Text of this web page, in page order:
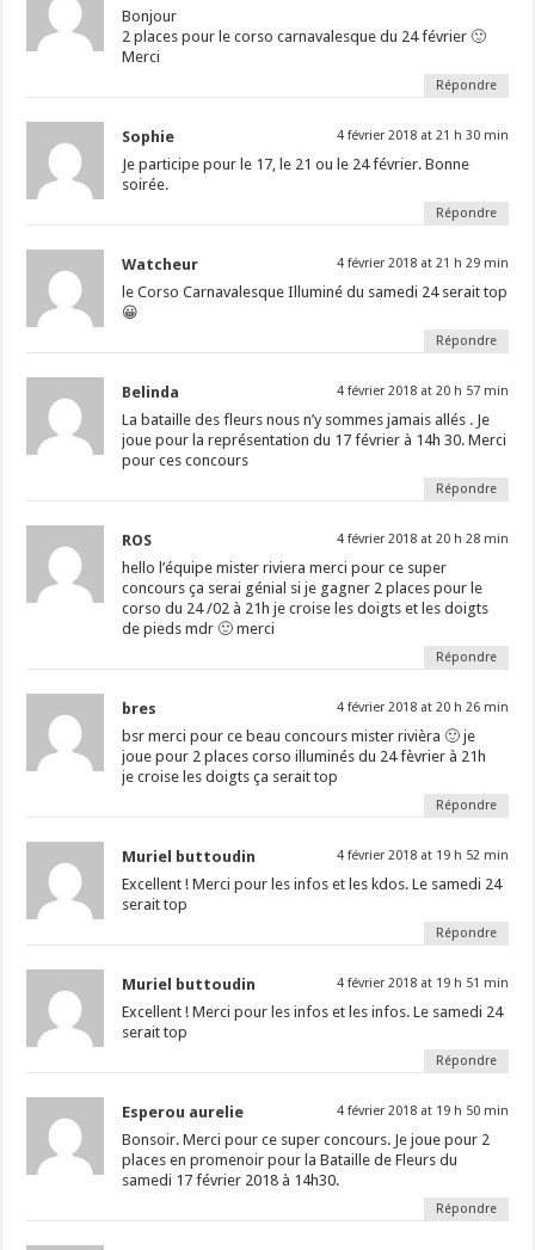
Bonjour
2 places pour le corso carnavalesque du 24 février 🙂
Merci
Répondre
Sophie 4 février 2018 at 21 h 30 min
Je participe pour le 17, le 21 ou le 24 février. Bonne
soirée.
Répondre
Watcheur 4 février 2018 at 21 h 29 min
le Corso Carnavalesque Illuminé du samedi 24 serait top
😀
Répondre
Belinda 4 février 2018 at 20 h 57 min
La bataille des fleurs nous n’y sommes jamais allés . Je
joue pour la représentation du 17 février à 14h 30. Merci
pour ces concours
Répondre
ROS 4 février 2018 at 20 h 28 min
hello l’équipe mister riviera merci pour ce super
concours ça serai génial si je gagner 2 places pour le
corso du 24 /02 à 21h je croise les doigts et les doigts
de pieds mdr 🙂 merci
Répondre
bres 4 février 2018 at 20 h 26 min
bsr merci pour ce beau concours mister rivièra 🙂 je
joue pour 2 places corso illuminés du 24 fèvrier à 21h
je croise les doigts ça serait top
Répondre
Muriel buttoudin 4 février 2018 at 19 h 52 min
Excellent ! Merci pour les infos et les kdos. Le samedi 24
serait top
Répondre
Muriel buttoudin 4 février 2018 at 19 h 51 min
Excellent ! Merci pour les infos et les infos. Le samedi 24
serait top
Répondre
Esperou aurelie 4 février 2018 at 19 h 50 min
Bonsoir. Merci pour ce super concours. Je joue pour 2
places en promenoir pour la Bataille de Fleurs du
samedi 17 février 2018 à 14h30.
Répondre